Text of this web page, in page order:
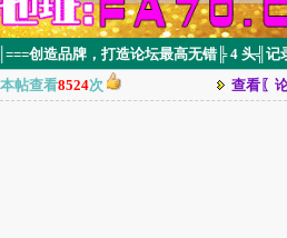
创造品牌，打造论坛最高无错╠ 4 头╣记
本帖查看8524次 查看〖